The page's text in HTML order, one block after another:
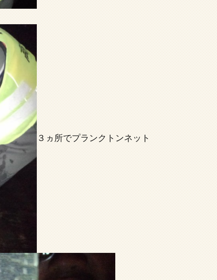
３ヵ所でプランクトンネット